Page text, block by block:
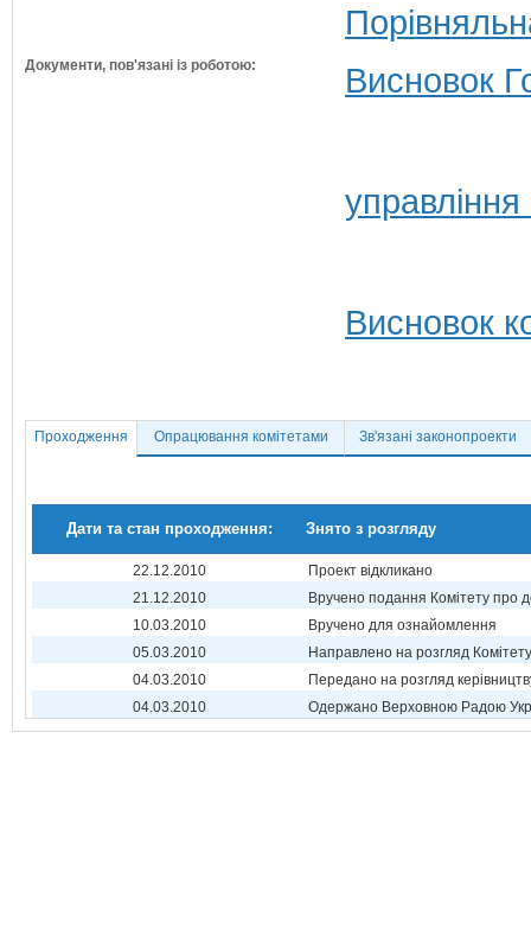
Документи, пов'язані із роботою: Висновок
Висновок
Проходження Опрацювання комітетами Зв'язані законопроекти
Дати та стан проходження: Знято з розгляду
22.12.2010
Проект відкликано
21.12.2010
Вручено подання Комітету про
10.03.2010
Вручено для ознайомлення
05.03.2010
Направлено на розгляд Комітету
04.03.2010
Передано на розгляд
04.03.2010
Одержано Верховною Радою